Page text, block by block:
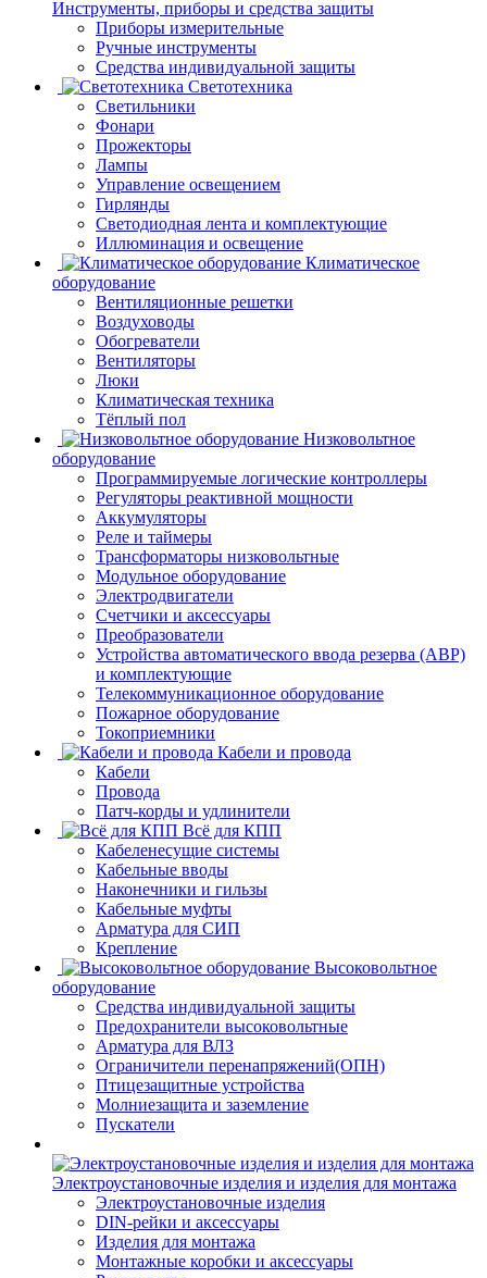
Инструменты, приборы и средства защиты
Приборы измерительные
Ручные инструменты
Средства индивидуальной защиты
Светотехника
Светильники
Фонари
Прожекторы
Лампы
Управление освещением
Гирлянды
Светодиодная лента и комплектующие
Иллюминация и освещение
Климатическое
оборудование
Вентиляционные решетки
Воздуховоды
Обогреватели
Вентиляторы
Люки
Климатическая техника
Тёплый пол
Низковольтное
оборудование
Программируемые логические контроллеры
Регуляторы реактивной мощности
Аккумуляторы
Реле и таймеры
Трансформаторы низковольтные
Модульное оборудование
Электродвигатели
Счетчики и аксессуары
Преобразователи
Устройства автоматического ввода резерва (АВР)
и комплектующие
Телекоммуникационное оборудование
Пожарное оборудование
Токоприемники
Кабели и провода
Кабели
Провода
Патч-корды и удлинители
Всё для КПП
Кабеленесущие системы
Кабельные вводы
Наконечники и гильзы
Кабельные муфты
Арматура для СИП
Крепление
Высоковольтное
оборудование
Средства индивидуальной защиты
Предохранители высоковольтные
Арматура для ВЛЗ
Ограничители перенапряжений(ОПН)
Птицезащитные устройства
Молниезащита и заземление
Пускатели
Электроустановочные изделия и изделия для монтажа
Электроустановочные изделия
DIN-рейки и аксессуары
Изделия для монтажа
Монтажные коробки и аксессуары